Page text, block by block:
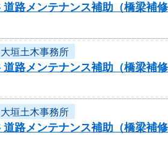
道路メンテナンス補助（橋梁
大垣土木事務所
道路メンテナンス補助（橋梁
大垣土木事務所
道路メンテナンス補助（橋梁